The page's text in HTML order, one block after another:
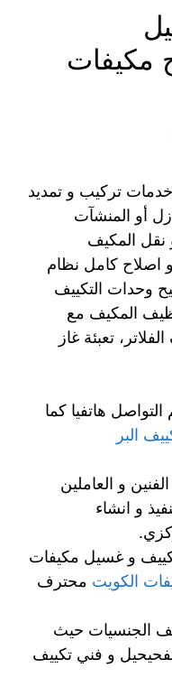
تصليح مكيفات
تركيب و تمديد
أو المنشآت
نقل المكيف
اصلاح كامل نظام
وحدات التكييف
المكيف مع
تعبئة غاز
هاتفيا كما
البر
و العاملين
و انشاء
و غسيل مكيفات
الكويت محترف
الجنسيات حيث
و فني تكييف